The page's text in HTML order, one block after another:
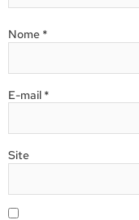
Nome *
E-mail *
Site